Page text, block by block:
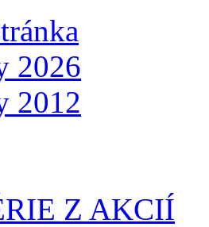
2026
2012
Z AKCIÍ